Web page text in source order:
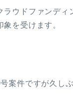
ラウドファンディ
を受けます。
案件ですが久し